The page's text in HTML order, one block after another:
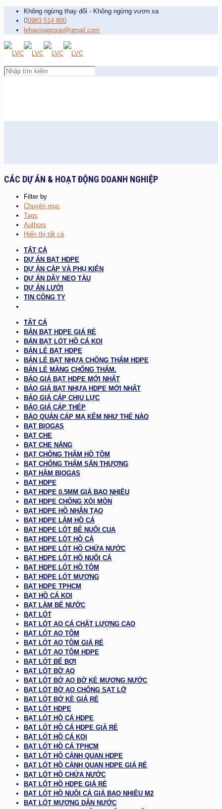
Không ngừng thay đổi - Không ngừng vươn xa
0983 514 800
lehavinagroup@gmail.com
CÁC DỰ ÁN & HOẠT ĐỘNG DOANH NGHIỆP
Filter by
Chuyên mục
Tags
Authors
Hiển thị tất cả
TẤT CẢ
DỰ ÁN BẠT HDPE
DỰ ÁN CÁP VÀ PHỤ KIỆN
DỰ ÁN DÂY NEO TÀU
DỰ ÁN LƯỚI
TIN CÔNG TY
TẤT CẢ
BÁN BẠT HDPE GIÁ RẺ
BÁN BẠT LÓT HỒ CÁ KOI
BÁN LẺ BẠT HDPE
BÁN LẺ BẠT NHỰA CHỐNG THẤM HDPE
BÁN LẺ MÀNG CHỐNG THẤM.
BÁO GIÁ BẠT HDPE MỚI NHẤT
BÁO GIÁ BẠT NHỰA HDPE MỚI NHẤT
BÁO GIÁ CÁP CHỊU LỰC
BÁO GIÁ CÁP THÉP
BẢO QUẢN CÁP MẠ KẼM NHƯ THẾ NÀO
BẠT BIOGAS
BẠT CHE
BẠT CHE NẮNG
BẠT CHỐNG THẤM HỒ TÔM
BẠT CHỐNG THẤM SÂN THƯỢNG
BẠT HẦM BIOGAS
BẠT HDPE
BẠT HDPE 0.5MM GIÁ BAO NHIÊU
BẠT HDPE CHỐNG XÓI MÒN
BẠT HDPE HỒ NHÂN TẠO
BẠT HDPE LÀM HỒ CÁ
BẠT HDPE LÓT BỂ NUÔI CUA
BẠT HDPE LÓT HỒ CÁ
BẠT HDPE LÓT HỒ CHỨA NƯỚC
BẠT HDPE LÓT HỒ NUÔI CÁ
BẠT HDPE LÓT HỒ TÔM
BẠT HDPE LÓT MƯƠNG
BẠT HDPE TPHCM
BẠT HỒ CÁ KOI
BẠT LÀM BỂ NƯỚC
BẠT LÓT
BẠT LÓT AO CÁ CHẤT LƯỢNG CAO
BẠT LÓT AO TÔM
BẠT LÓT AO TÔM GIÁ RẺ
BẠT LÓT AO TÔM HDPE
BẠT LÓT BỂ BƠI
BẠT LÓT BỜ AO
BẠT LÓT BỜ AO BỜ KÈ MƯƠNG NƯỚC
BẠT LÓT BỜ AO CHỐNG SẠT LỞ
BẠT LÓT BỜ KÈ GIÁ RẺ
BẠT LÓT HDPE
BẠT LÓT HỒ CÁ HDPE
BẠT LÓT HỒ CÁ HDPE GIÁ RẺ
BẠT LÓT HỒ CÁ KOI
BẠT LÓT HỒ CÁ TPHCM
BẠT LÓT HỒ CẢNH QUAN HDPE
BẠT LÓT HỒ CẢNH QUAN HDPE GIÁ RẺ
BẠT LÓT HỒ CHỨA NƯỚC
BẠT LÓT HỒ HDPE GIÁ RẺ
BẠT LÓT HỒ NUÔI CÁ GIÁ BAO NHIÊU M2
BẠT LÓT MƯƠNG DẪN NƯỚC